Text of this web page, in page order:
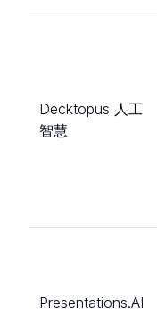
Decktopus 人工
智慧
Presentations.AI